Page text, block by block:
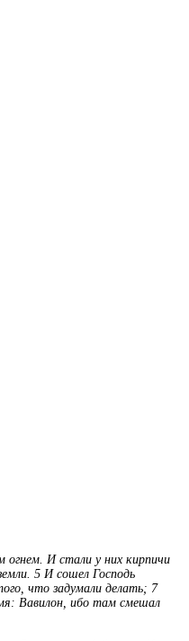
огнем. И стали у них кирпичи
5 И сошел Господь
что задумали делать; 7
Вавилон, ибо там смешал